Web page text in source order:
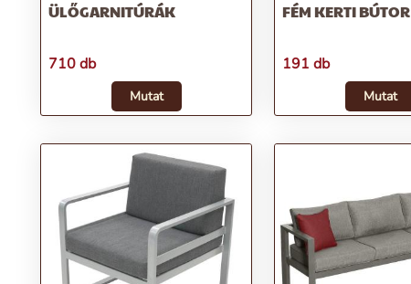
ÜLŐGARNITÚRÁK
710 db
Mutat
FÉM KERTI BÚTOR
191 db
Mutat